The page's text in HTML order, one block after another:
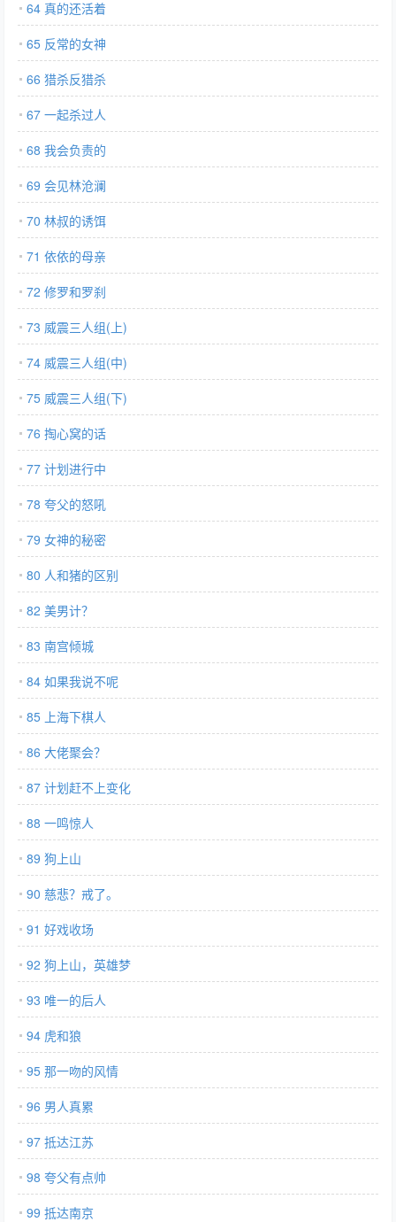
64 真的还活着
65 反常的女神
66 猎杀反猎杀
67 一起杀过人
68 我会负责的
69 会见林沧澜
70 林叔的诱饵
71 依依的母亲
72 修罗和罗刹
73 威震三人组(上)
74 威震三人组(中)
75 威震三人组(下)
76 掏心窝的话
77 计划进行中
78 夸父的怒吼
79 女神的秘密
80 人和猪的区别
82 美男计？
83 南宫倾城
84 如果我说不呢
85 上海下棋人
86 大佬聚会？
87 计划赶不上变化
88 一鸣惊人
89 狗上山
90 慈悲？戒了。
91 好戏收场
92 狗上山，英雄梦
93 唯一的后人
94 虎和狼
95 那一吻的风情
96 男人真累
97 抵达江苏
98 夸父有点帅
99 抵达南京